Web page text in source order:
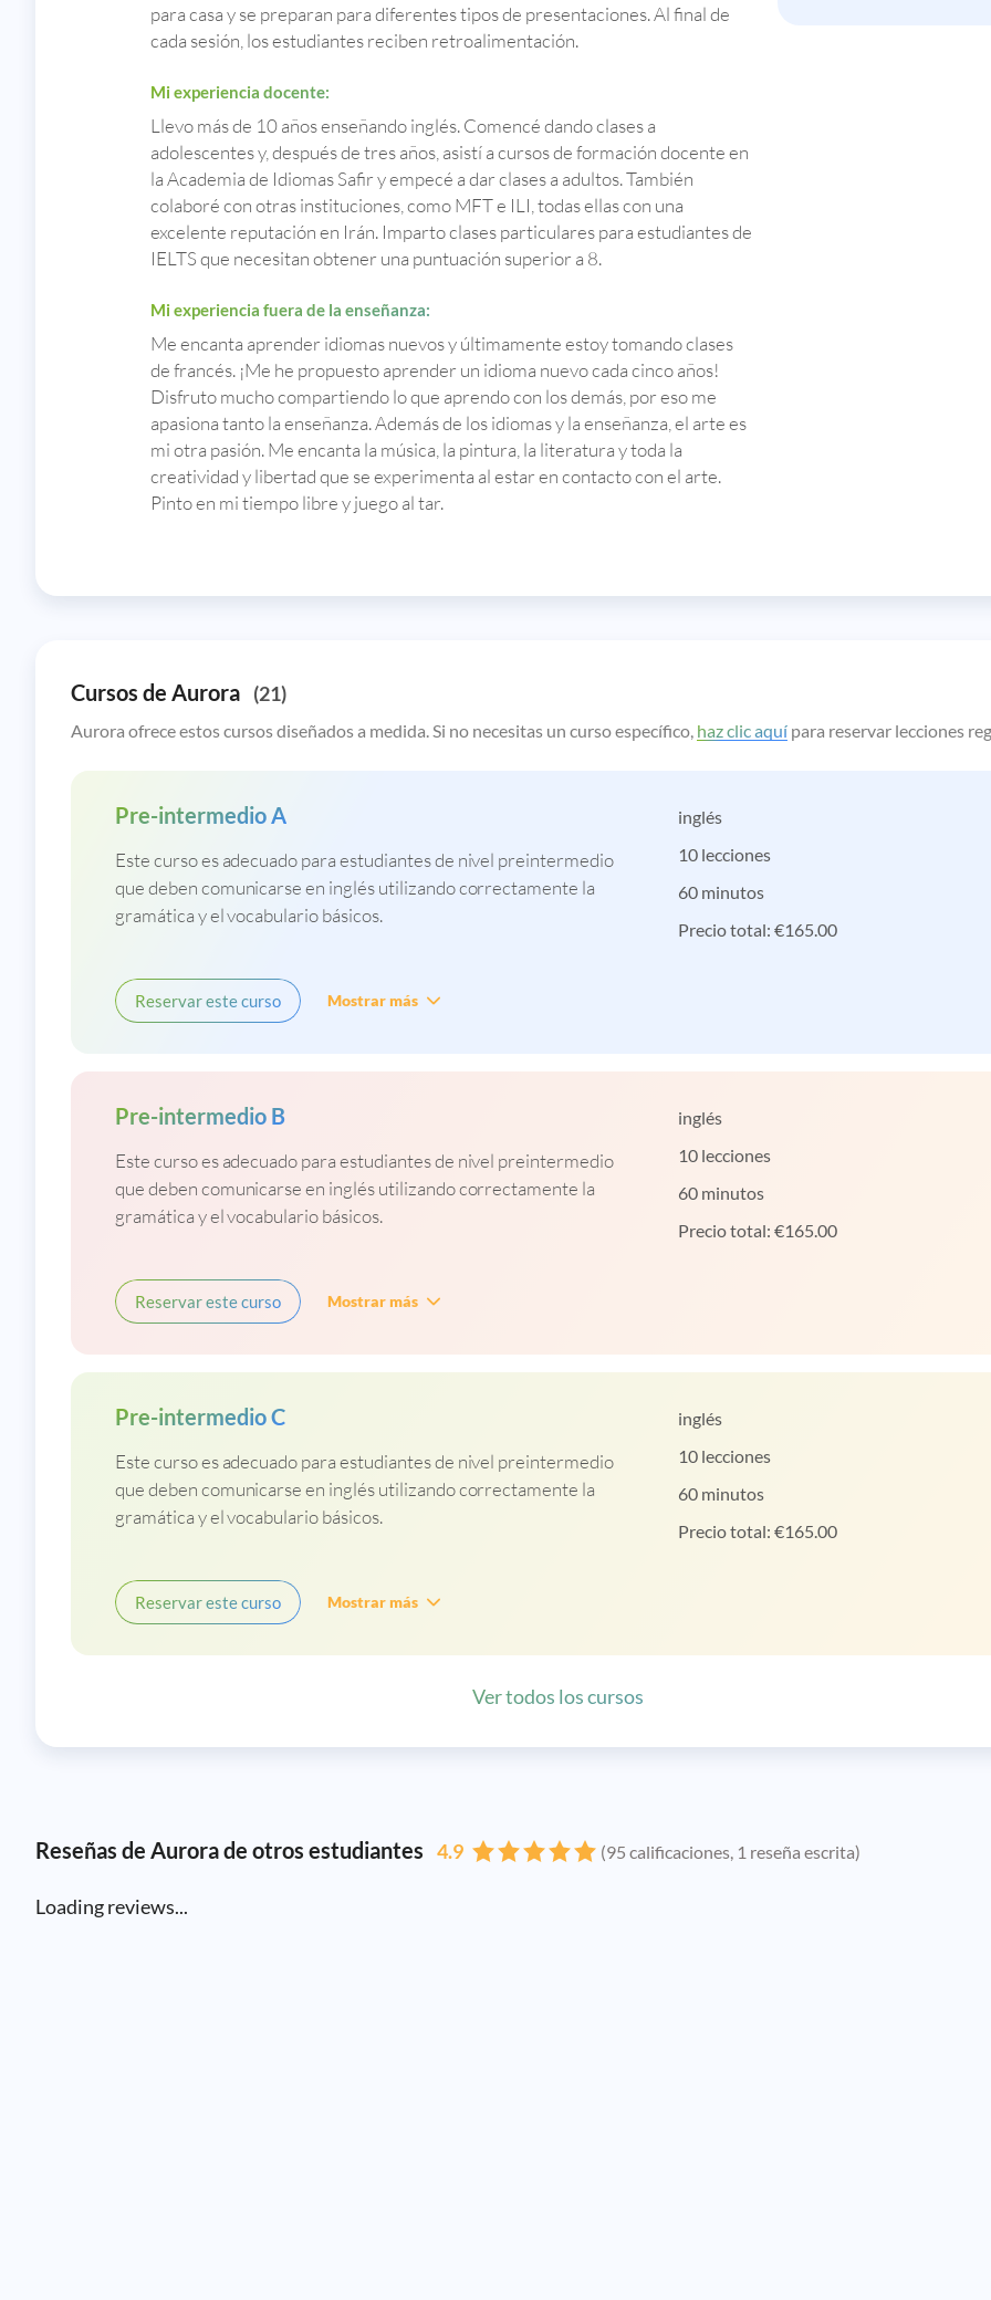
para casa y se preparan para diferentes tipos de presentaciones. Al final de
cada sesión, los estudiantes reciben retroalimentación.
Mi experiencia docente:
Llevo más de 10 años enseñando inglés. Comencé dando clases a
adolescentes y, después de tres años, asistí a cursos de formación docente en
la Academia de Idiomas Safir y empecé a dar clases a adultos. También
colaboré con otras instituciones, como MFT e ILI, todas ellas con una
excelente reputación en Irán. Imparto clases particulares para estudiantes de
IELTS que necesitan obtener una puntuación superior a 8.
Mi experiencia fuera de la enseñanza:
Me encanta aprender idiomas nuevos y últimamente estoy tomando clases
de francés. ¡Me he propuesto aprender un idioma nuevo cada cinco años!
Disfruto mucho compartiendo lo que aprendo con los demás, por eso me
apasiona tanto la enseñanza. Además de los idiomas y la enseñanza, el arte es
mi otra pasión. Me encanta la música, la pintura, la literatura y toda la
creatividad y libertad que se experimenta al estar en contacto con el arte.
Pinto en mi tiempo libre y juego al tar.
Cursos de Aurora (21)
Aurora ofrece estos cursos diseñados a medida. Si no necesitas un curso específico, haz clic aquí para reservar lecciones
Pre-intermedio A
Este curso es adecuado para estudiantes de nivel preintermedio
que deben comunicarse en inglés utilizando correctamente la
gramática y el vocabulario básicos.
inglés
10 lecciones
60 minutos
Precio total: €165.00
Reservar este curso Mostrar más
Pre-intermedio B
Este curso es adecuado para estudiantes de nivel preintermedio
que deben comunicarse en inglés utilizando correctamente la
gramática y el vocabulario básicos.
inglés
10 lecciones
60 minutos
Precio total: €165.00
Reservar este curso Mostrar más
Pre-intermedio C
Este curso es adecuado para estudiantes de nivel preintermedio
que deben comunicarse en inglés utilizando correctamente la
gramática y el vocabulario básicos.
inglés
10 lecciones
60 minutos
Precio total: €165.00
Reservar este curso Mostrar más
Ver todos los cursos
Reseñas de Aurora de otros estudiantes 4.9 (95 calificaciones, 1 reseña escrita)
Loading reviews...